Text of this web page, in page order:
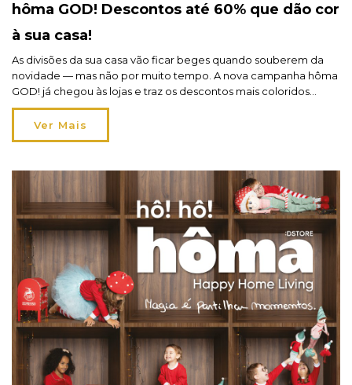
hôma GOD! Descontos até 60% que dão cor
à sua casa!
As divisões da sua casa vão ficar beges quando souberem da
novidade — mas não por muito tempo. A nova campanha hôma
GOD! já chegou às lojas e traz os descontos mais coloridos
deste início de ano: até 60%! A verdade é que os tons neutros,
como o bege, o cinza e o branco, são […]
Ver Mais